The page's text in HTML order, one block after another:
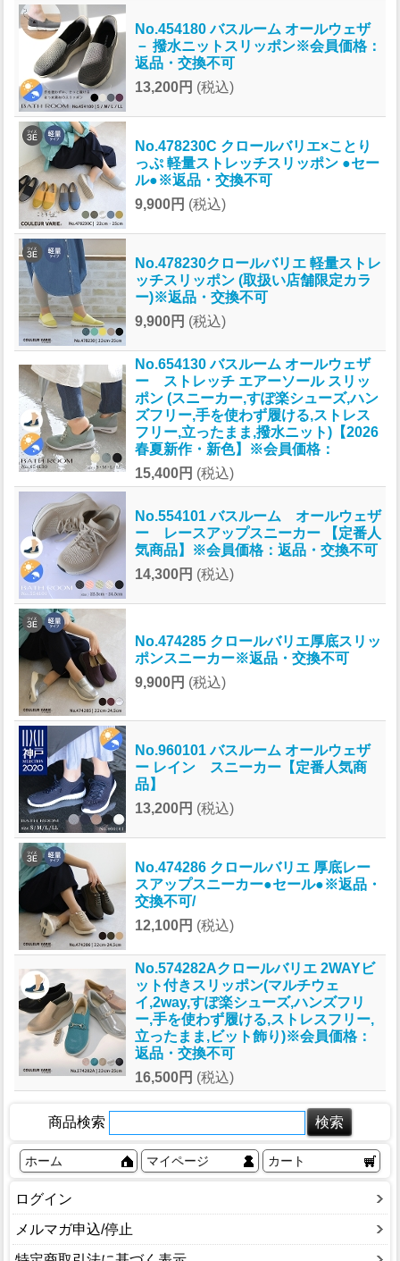
No.454180 バスルーム オールウェザ
－ 撥水ニットスリッポン※会員価格：
返品・交換不可
13,200円 (税込)
No.478230C クロールバリエ×ことり
っぷ 軽量ストレッチスリッポン ●セー
ル●※返品・交換不可
9,900円 (税込)
No.478230クロールバリエ 軽量ストレ
ッチスリッポン (取扱い店舗限定カラ
ー)※返品・交換不可
9,900円 (税込)
No.654130 バスルーム オールウェザ
ー ストレッチ エアーソール スリッ
ポン (スニーカー,すぽ楽シューズ,ハン
ズフリー,手を使わず履ける,ストレス
フリー,立ったまま,撥水ニット)【2026
春夏新作・新色】※会員価格：
15,400円 (税込)
No.554101 バスルーム オールウェザ
ー レースアップスニーカー 【定番人
気商品】※会員価格：返品・交換不可
14,300円 (税込)
No.474285 クロールバリエ厚底スリッ
ポンスニーカー※返品・交換不可
9,900円 (税込)
No.960101 バスルーム オールウェザ
ー レイン スニーカー【定番人気商
品】
13,200円 (税込)
No.474286 クロールバリエ 厚底レー
スアップスニーカー●セール●※返品・
交換不可/
12,100円 (税込)
No.574282Aクロールバリエ 2WAYビ
ット付きスリッポン(マルチウェ
イ,2way,すぽ楽シューズ,ハンズフリ
ー,手を使わず履ける,ストレスフリー,
立ったまま,ビット飾り)※会員価格：
返品・交換不可
16,500円 (税込)
商品検索
ホーム マイページ カート
ログイン
メルマガ申込/停止